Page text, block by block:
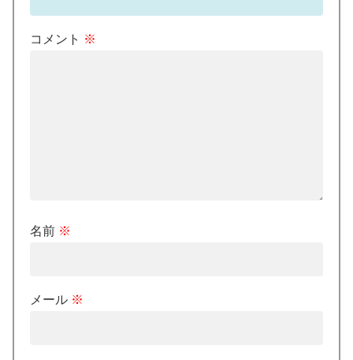
コメント ※
名前 ※
メール ※